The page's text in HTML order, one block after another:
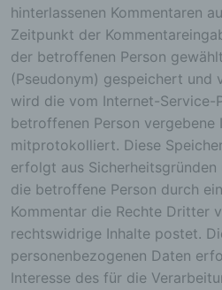
hinterlassenen Kommentaren
Zeitpunkt der
der betroffenen Person
(Pseudonym) gespeichert und
wird die vom Internet-Service-
betroffenen Person vergebene
mitprotokolliert. Diese
erfolgt aus Sicherheitsgründen
die betroffene Person durch
Kommentar die Rechte Dritter
rechtswidrige Inhalte postet.
personenbezogenen Daten
Interesse des für die
Cookie-ID. Eine Cookie-ID
Kennung des Cookies. Sie
Zeichenfolge, durch welche
Server dem konkreten
werden können, in dem das
wurde. Dies ermöglicht es
Internetseiten und Servern,
Browser der betroffenen
Internetbrowsern, die
zu unterscheiden. Ein
kann über die eindeutige
und identifiziert werden.
Durch den Einsatz von
dieser Internetseite
bereitstellen, die ohne die